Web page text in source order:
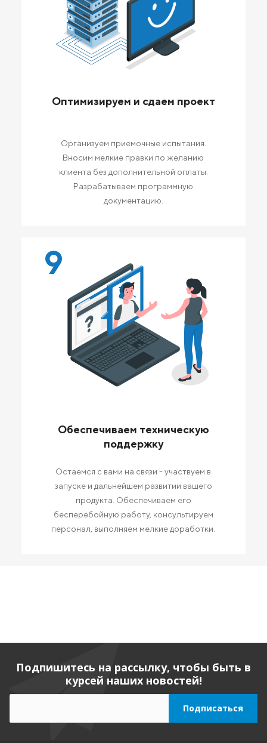
Оптимизируем и сдаем проект
Организуем приемочные испытания.
Вносим мелкие правки по желанию
клиента без дополнительной оплаты.
Разрабатываем программную
документацию.
9
Обеспечиваем техническую
поддержку
Остаемся с вами на связи - участвуем в
запуске и дальнейшем развитии вашего
продукта. Обеспечиваем его
бесперебойную работу, консультируем
персонал, выполняем мелкие доработки.
Подпишитесь на рассылку, чтобы быть в
курсей наших новостей!